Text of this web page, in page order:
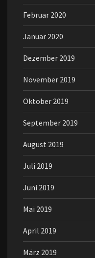
Februar 2020
Januar 2020
Dezember 2019
November 2019
Oktober 2019
September 2019
August 2019
Juli 2019
Juni 2019
Mai 2019
April 2019
März 2019